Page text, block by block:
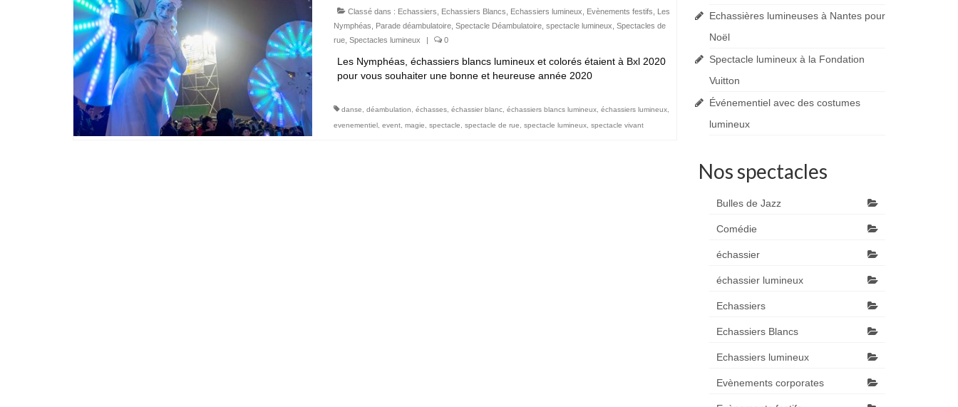
Classé dans : Echassiers Echassiers Blancs Echassiers lumineux Evènements festifs
Les
Nymphéas
Parade déambulatoire, Spectacle Déambulatoire, spectacle lumineux Spectacles de
rue, Spectacles lumineux | 0
Les Nymphéas, échassiers blancs lumineux et colorés étaient à Bxl 2020
pour vous souhaiter une bonne et heureuse année 2020
danse déambulation échasses, échassier blanc, échassiers blancs lumineux, échassiers lumineux,
evenementiel, event, magie spectacle spectacle de rue spectacle lumineux, spectacle vivant
Echassières lumineuses à Nantes pour
Noël
Spectacle lumineux à la Fondation
Vuitton
Événementiel avec des costumes
lumineux
Nos spectacles
Bulles de Jazz
Comédie
échassier
échassier lumineux
Echassiers
Echassiers Blancs
Echassiers lumineux
Evènements corporates